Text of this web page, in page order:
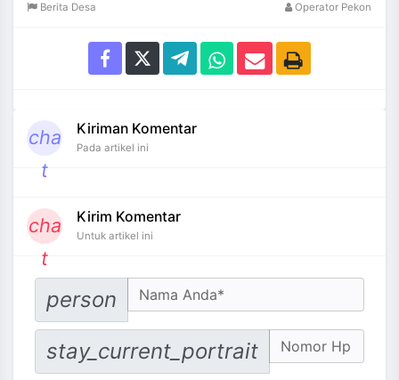
Berita Desa Operator Pekon
cha
t
Kiriman Komentar
Pada artikel ini
cha
t
Kirim Komentar
Untuk artikel ini
person
stay_current_portrait